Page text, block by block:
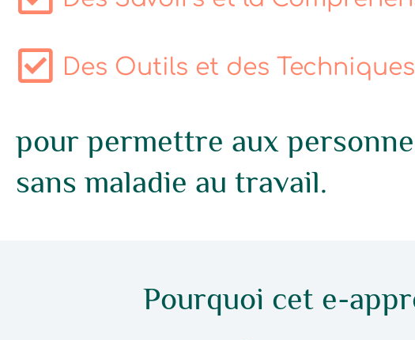
Des Outils et des
pour permettre aux
sans maladie au travail.
Pourquoi cet e-